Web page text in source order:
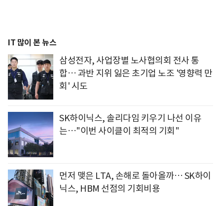
IT 많이 본 뉴스
삼성전자, 사업장별 노사협의회 전사 통
합… 과반 지위 잃은 초기업 노조 '영향력 만
회' 시도
SK하이닉스, 솔리다임 키우기 나선 이유
는…"이번 사이클이 최적의 기회"
먼저 맺은 LTA, 손해로 돌아올까… SK하이
닉스, HBM 선점의 기회비용